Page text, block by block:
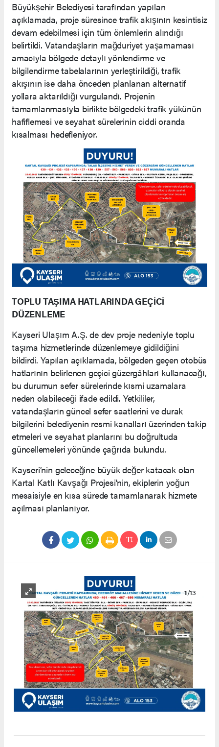
​Büyükşehir Belediyesi tarafından yapılan
açıklamada, proje süresince trafik akışının kesintisiz
devam edebilmesi için tüm önlemlerin alındığı
belirtildi. Vatandaşların mağduriyet yaşamaması
amacıyla bölgede detaylı yönlendirme ve
bilgilendirme tabelalarının yerleştirildiği, trafik
akışının ise daha önceden planlanan alternatif
yollara aktarıldığı vurgulandı. Projenin
tamamlanmasıyla birlikte bölgedeki trafik yükünün
hafiflemesi ve seyahat sürelerinin ciddi oranda
kısalması hedefleniyor.
​TOPLU TAŞIMA HATLARINDA GEÇİCİ
DÜZENLEME
​Kayseri Ulaşım A.Ş. de dev proje nedeniyle toplu
taşıma hizmetlerinde düzenlemeye gidildiğini
bildirdi. Yapılan açıklamada, bölgeden geçen otobüs
hatlarının belirlenen geçici güzergâhları kullanacağı,
bu durumun sefer sürelerinde kısmi uzamalara
neden olabileceği ifade edildi. Yetkililer,
vatandaşların güncel sefer saatlerini ve durak
bilgilerini belediyenin resmi kanalları üzerinden takip
etmeleri ve seyahat planlarını bu doğrultuda
güncellemeleri yönünde çağrıda bulundu.
​Kayseri’nin geleceğine büyük değer katacak olan
Kartal Katlı Kavşağı Projesi'nin, ekiplerin yoğun
mesaisiyle en kısa sürede tamamlanarak hizmete
açılması planlanıyor.
1/13